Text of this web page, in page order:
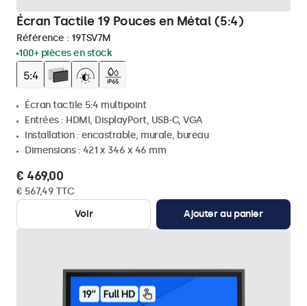
Écran Tactile 19 Pouces en Métal (5:4)
Référence : 19TSV7M
100+ pièces en stock
Écran tactile 5:4 multipoint
Entrées : HDMI, DisplayPort, USB-C, VGA
Installation : encastrable, murale, bureau
Dimensions : 421 x 346 x 46 mm
€ 469,00
€ 567,49 TTC
Voir
Ajouter au panier